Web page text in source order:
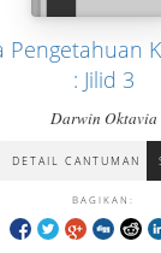
Pengetahuan
: Jilid 3
Darwin Oktavia
DETAIL CANTUMAN
BAGIKAN: